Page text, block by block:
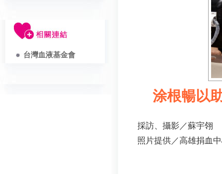
台灣血液基金會
涂根暢以
採訪、攝影／蘇宇翎
照片提供／高雄捐血